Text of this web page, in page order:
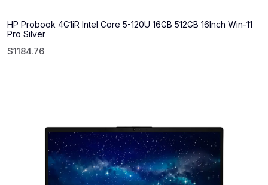
HP Probook 4G1iR Intel Core 5-120U 16GB 512GB 16Inch Win-11
Pro Silver
$1184.76